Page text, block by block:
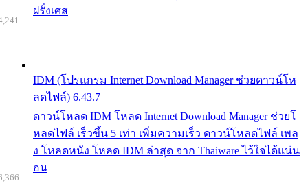
ฝรั่งเศส
IDM (โปรแกรม Internet Download Manager ช่วยดาวน์โห
ลดไฟล์) 6.43.7
ดาวน์โหลด IDM โหลด Internet Download Manager ช่วยโ
หลดไฟล์ เร็วขึ้น 5 เท่า เพิ่มความเร็ว ดาวน์โหลดไฟล์ เพล
ง โหลดหนัง โหลด IDM ล่าสุด จาก Thaiware ไว้ใจได้แน่น
อน